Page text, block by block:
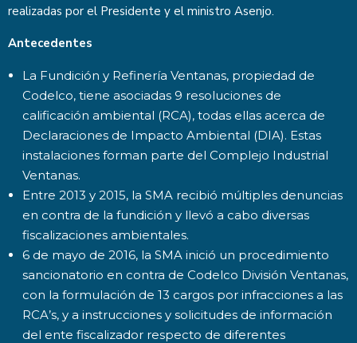
realizadas por el Presidente y el ministro Asenjo.
Antecedentes
La Fundición y Refinería Ventanas, propiedad de
Codelco, tiene asociadas 9 resoluciones de
calificación ambiental (RCA), todas ellas acerca de
Declaraciones de Impacto Ambiental (DIA). Estas
instalaciones forman parte del Complejo Industrial
Ventanas.
Entre 2013 y 2015, la SMA recibió múltiples denuncias
en contra de la fundición y llevó a cabo diversas
fiscalizaciones ambientales.
6 de mayo de 2016, la SMA inició un procedimiento
sancionatorio en contra de Codelco División Ventanas,
con la formulación de 13 cargos por infracciones a las
RCA’s, y a instrucciones y solicitudes de información
del ente fiscalizador respecto de diferentes